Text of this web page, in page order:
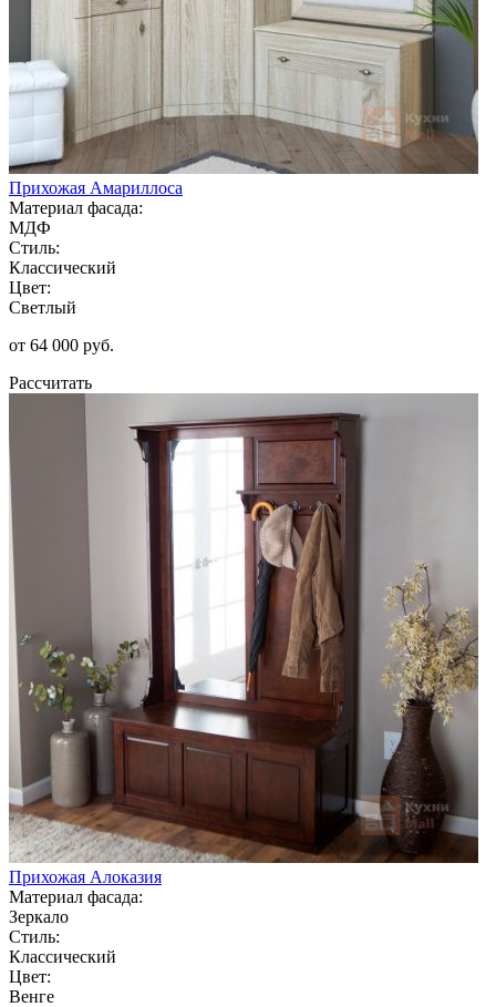
Прихожая Амариллоса
Материал фасада:
МДФ
Стиль:
Классический
Цвет:
Светлый
от 64 000 руб.
Рассчитать
Прихожая Алоказия
Материал фасада:
Зеркало
Стиль:
Классический
Цвет:
Венге